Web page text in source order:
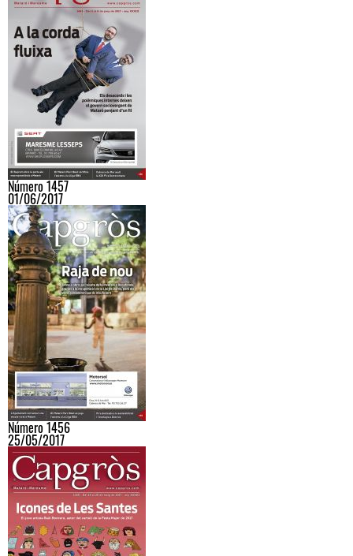
Número 1457
01/06/2017
Número 1456
25/05/2017